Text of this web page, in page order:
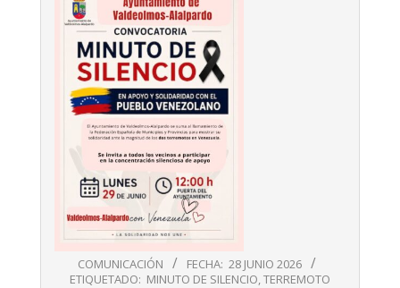
COMUNICACIÓN FECHA: 28 JUNIO 2026
ETIQUETADO: MINUTO DE SILENCIO,TERREMOTO